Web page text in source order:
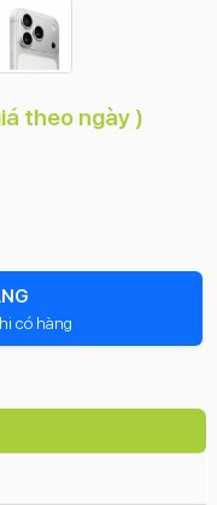
theo ngày )
có hàng